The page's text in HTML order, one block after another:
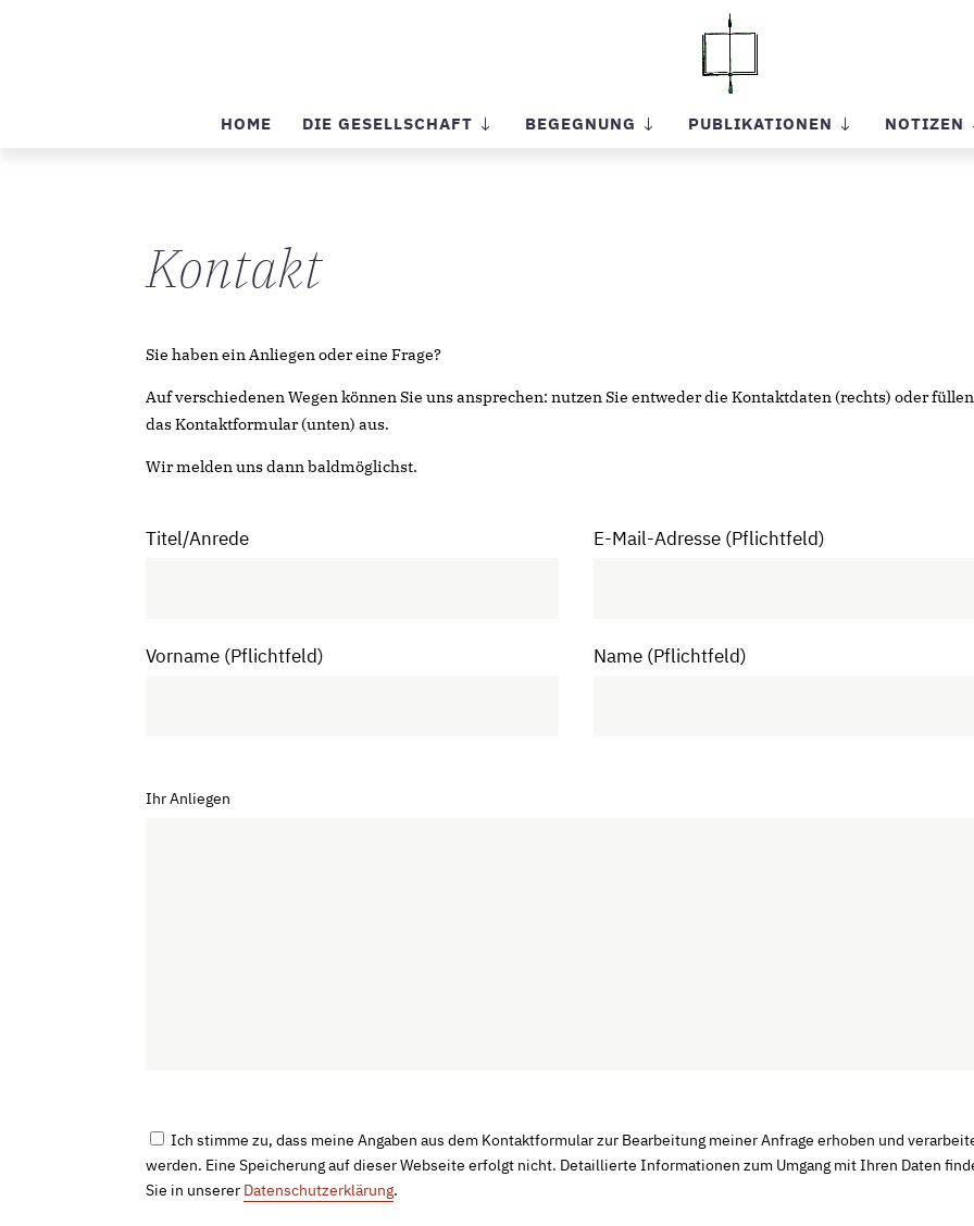
HOME DIE GESELLSCHAFT BEGEGNUNG PUBLIKATIONEN NOTIZEN
Kontakt
Sie haben ein Anliegen oder eine Frage?
Auf verschiedenen Wegen können Sie uns ansprechen: nutzen Sie entweder die Kontaktdaten (rechts) oder
das Kontaktformular (unten) aus.
Wir melden uns dann baldmöglichst.
Titel/Anrede E-Mail-Adresse (Pflichtfeld)
Vorname (Pflichtfeld) Name (Pflichtfeld)
Ihr Anliegen
Ich stimme zu, dass meine Angaben aus dem Kontaktformular zur Bearbeitung meiner Anfrage erhoben und
werden. Eine Speicherung auf dieser Webseite erfolgt nicht. Detaillierte Informationen zum Umgang mit Ihren Daten
Sie in unserer Datenschutzerklärung.